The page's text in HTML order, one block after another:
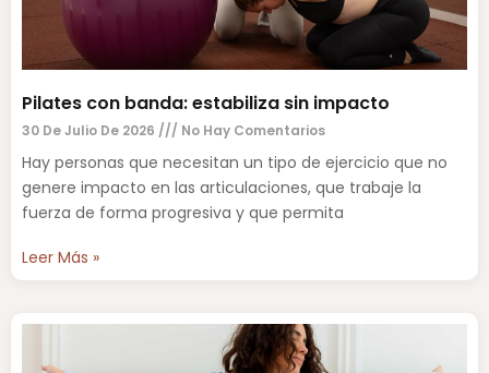
Pilates con banda: estabiliza sin impacto
30 De Julio De 2026 No Hay Comentarios
Hay personas que necesitan un tipo de ejercicio que no
genere impacto en las articulaciones, que trabaje la
fuerza de forma progresiva y que permita
Leer Más »